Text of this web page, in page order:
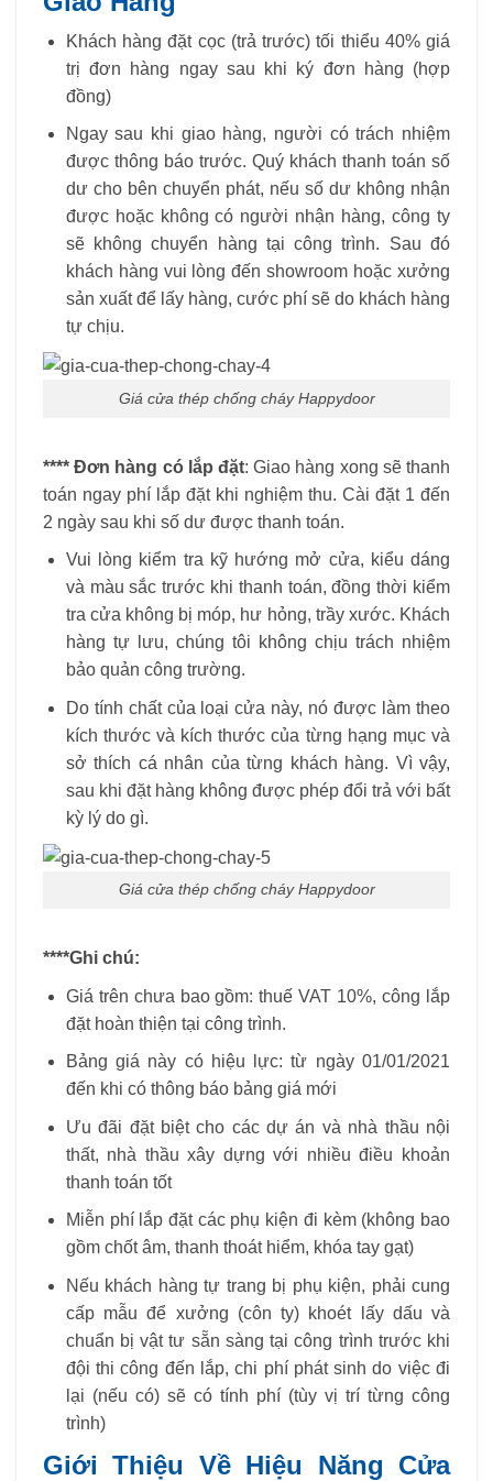
Khách hàng đặt cọc (trả trước) tối thiểu 40% giá
trị đơn hàng ngay sau khi ký đơn hàng (hợp
đồng)
Ngay sau khi giao hàng, người có trách nhiệm
được thông báo trước. Quý khách thanh toán số
dư cho bên chuyển phát, nếu số dư không nhận
được hoặc không có người nhận hàng, công ty
sẽ không chuyển hàng tại công trình. Sau đó
khách hàng vui lòng đến showroom hoặc xưởng
sản xuất để lấy hàng, cước phí sẽ do khách hàng
tự chịu.
Giá cửa thép chống cháy Happydoor
**** Đơn hàng có lắp đặt: Giao hàng xong sẽ thanh
toán ngay phí lắp đặt khi nghiệm thu. Cài đặt 1 đến
2 ngày sau khi số dư được thanh toán.
Vui lòng kiểm tra kỹ hướng mở cửa, kiểu dáng
và màu sắc trước khi thanh toán, đồng thời kiểm
tra cửa không bị móp, hư hỏng, trầy xước. Khách
hàng tự lưu, chúng tôi không chịu trách nhiệm
bảo quản công trường.
Do tính chất của loại cửa này, nó được làm theo
kích thước và kích thước của từng hạng mục và
sở thích cá nhân của từng khách hàng. Vì vậy,
sau khi đặt hàng không được phép đổi trả với bất
kỳ lý do gì.
Giá cửa thép chống cháy Happydoor
****Ghi chú:
Giá trên chưa bao gồm: thuế VAT 10%, công lắp
đặt hoàn thiện tại công trình.
Bảng giá này có hiệu lực: từ ngày 01/01/2021
đến khi có thông báo bảng giá mới
Ưu đãi đặt biệt cho các dự án và nhà thầu nội
thất, nhà thầu xây dựng với nhiều điều khoản
thanh toán tốt
Miễn phí lắp đặt các phụ kiện đi kèm (không bao
gồm chốt âm, thanh thoát hiểm, khóa tay gạt)
Nếu khách hàng tự trang bị phụ kiện, phải cung
cấp mẫu để xưởng (côn ty) khoét lấy dấu và
chuẩn bị vật tư sẵn sàng tại công trình trước khi
đội thi công đến lắp, chi phí phát sinh do việc đi
lại (nếu có) sẽ có tính phí (tùy vị trí từng công
trình)
Giới Thiệu Về Hiệu Năng Cửa